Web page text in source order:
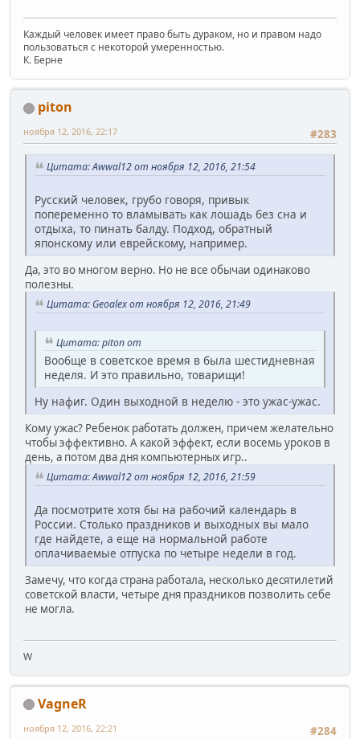
Каждый человек имеет право быть дураком, но и правом надо
пользоваться с некоторой умеренностью.
К. Берне
piton
#283
ноября 12, 2016, 22:17
Цитата: Awwal12 от ноября 12, 2016, 21:54
Русский человек, грубо говоря, привык
попеременно то вламывать как лошадь без сна и
отдыха, то пинать балду. Подход, обратный
японскому или еврейскому, например.
Да, это во многом верно. Но не все обычаи одинаково
полезны.
Цитата: Geoalex от ноября 12, 2016, 21:49
Цитата: piton от
Вообще в советское время в была шестидневная
неделя. И это правильно, товарищи!
Ну нафиг. Один выходной в неделю - это ужас-ужас.
Кому ужас? Ребенок работать должен, причем желательно
чтобы эффективно. А какой эффект, если восемь уроков в
день, а потом два дня компьютерных игр..
Цитата: Awwal12 от ноября 12, 2016, 21:59
Да посмотрите хотя бы на рабочий календарь в
России. Столько праздников и выходных вы мало
где найдете, а еще на нормальной работе
оплачиваемые отпуска по четыре недели в год.
Замечу, что когда страна работала, несколько десятилетий
советской власти, четыре дня праздников позволить себе
не могла.
W
VagneR
#284
ноября 12, 2016, 22:21